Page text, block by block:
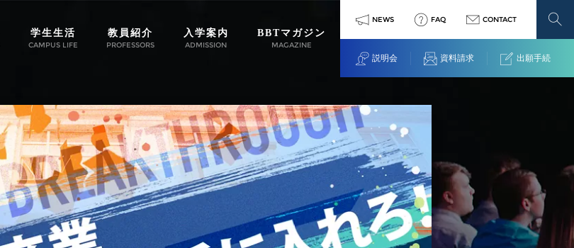
学生生活
CAMPUS LIFE
教員紹介
PROFESSORS
入学案内
ADMISSION
BBTマガジン
MAGAZINE
NEWS FAQ CONTACT
説明会 資料請求 出願手続